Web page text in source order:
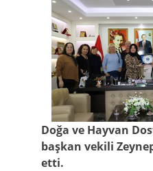
Doğa ve Hayvan
başkan vekili
etti.